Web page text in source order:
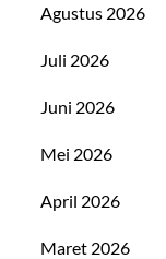
Agustus 2026
Juli 2026
Juni 2026
Mei 2026
April 2026
Maret 2026